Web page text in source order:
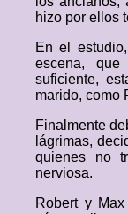
hizo por ellos
En el
escena,
suficiente,
marido, como
Finalmente
lágrimas,
quienes no
nerviosa.
Robert y